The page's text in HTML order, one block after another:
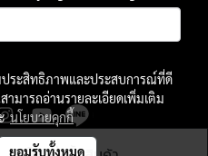
ประสิทธิภาพและประสบการณ์ที่ดี
ามารถอ่านรายละเอียดเพิ่มเติม
นโยบายคุกกี้
ยอมรับทั้งหมด